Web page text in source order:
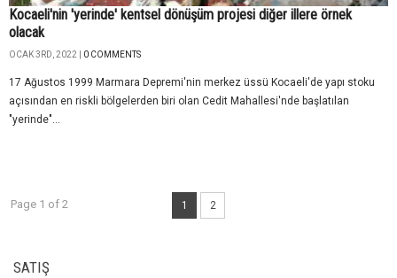
Kocaeli'nin 'yerinde' kentsel dönüşüm projesi diğer illere örnek
olacak
OCAK 3RD, 2022 | 0 COMMENTS
17 Ağustos 1999 Marmara Depremi'nin merkez üssü Kocaeli'de yapı stoku
açısından en riskli bölgelerden biri olan Cedit Mahallesi'nde başlatılan
"yerinde"...
Page 1 of 2 1 2
SATIŞ